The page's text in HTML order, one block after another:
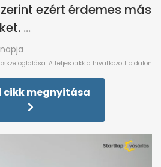
ezért érdemes más
cikk megnyitása